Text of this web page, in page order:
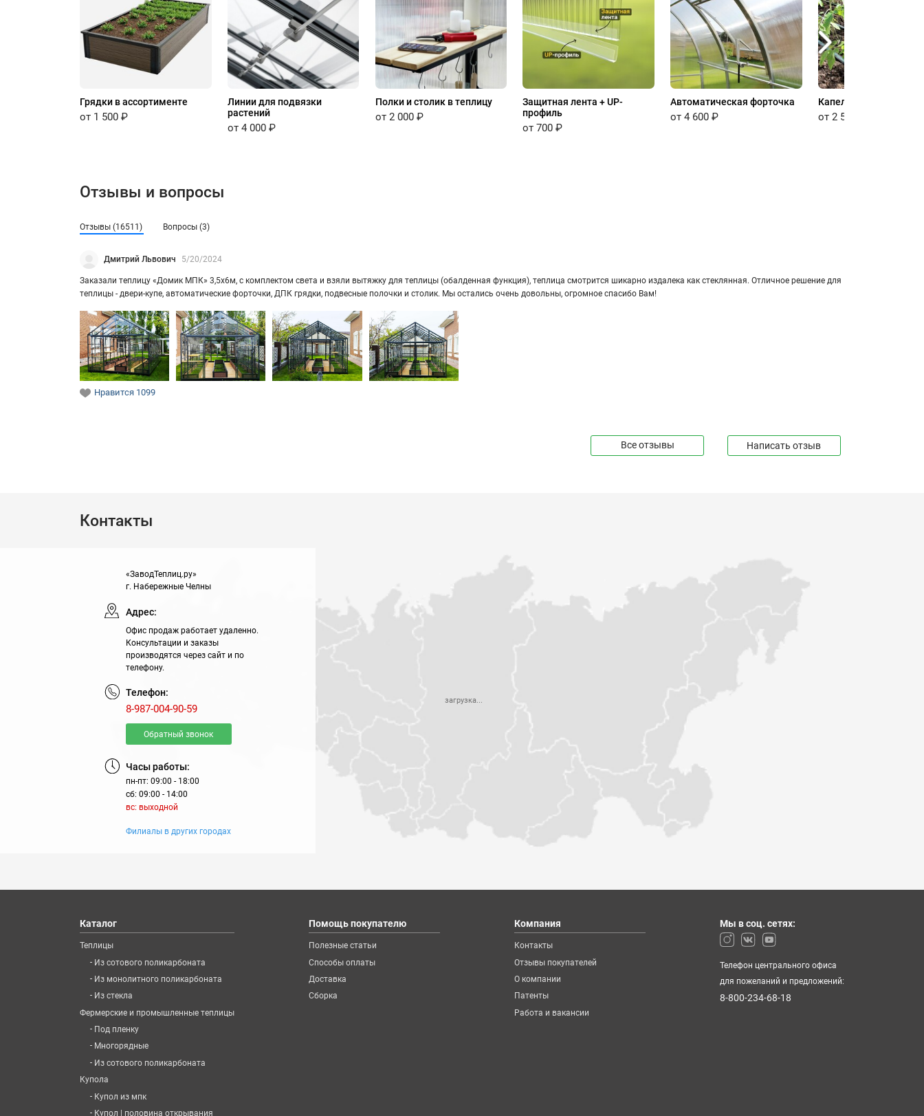
Грядки в ассортименте
от 1 500 ₽
Линии для подвязки
растений
от 4 000 ₽
Полки и столик в теплицу
от 2 000 ₽
Защитная лента + UP-
профиль
от 700 ₽
Автоматическая форточка
от 4 600 ₽
Капельный полив
от 2 500 ₽
Отзывы и вопросы
Отзывы (16511) Вопросы (3)
Дмитрий Львович 5/20/2024
За­ка­за­ли теп­ли­цу «Домик МПК» 3,5х6м, с ком­плек­том света и взяли вы­тяж­ку для теп­ли­цы (обал­ден­ная функ­ция), теп­ли­ца смот­рит­ся ши­кар­но из­да­ле­ка как стек­лян­ная. От­лич­ное ре­ше­ние для
теп­ли­цы - двери-​купе, ав­то­ма­ти­че­ские фор­точ­ки, ДПК гряд­ки, под­вес­ные по­лоч­ки и сто­лик. Мы оста­лись очень до­воль­ны, огром­ное спа­си­бо Вам!
Нравится 1099
Написать отзыв
Все отзывы
Контакты
«ЗаводТеплиц.ру»
г. Набережные Челны
Адрес:
Офис продаж работает удаленно.
Консультации и заказы
производятся через сайт и по
телефону.
Телефон:
8-987-004-90-59
Обратный звонок
Часы работы:
пн-пт: 09:00 - 18:00
сб: 09:00 - 14:00
вс: выходной
Филиалы в других городах
загрузка...
Мы в соц. сетях:
Телефон центрального офиса
для пожеланий и предложений:
8-800-234-68-18
Каталог
Теплицы
- Из сотового поликарбоната
- Из монолитного поликарбоната
- Из стекла
Фермерские и промышленные теплицы
- Под пленку
- Многорядные
- Из сотового поликарбоната
Купола
- Купол из мпк
- Купол | половина открывания
Помощь покупателю
Полезные статьи
Способы оплаты
Доставка
Сборка
Компания
Контакты
Отзывы покупателей
О компании
Патенты
Работа и вакансии